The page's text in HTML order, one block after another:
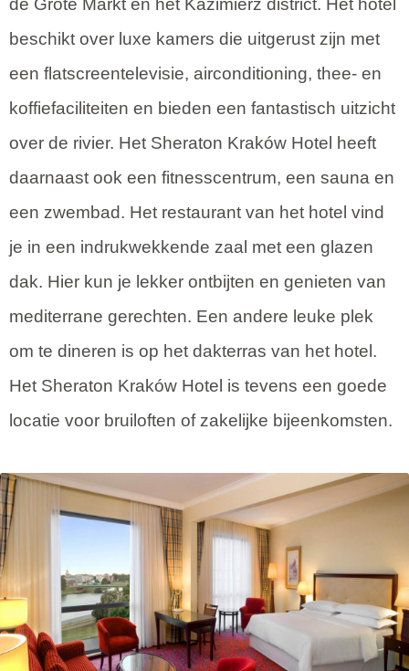
de Grote Markt en het Kazimierz district. Het hotel
beschikt over luxe kamers die uitgerust zijn met
een flatscreentelevisie, airconditioning, thee- en
koffiefaciliteiten en bieden een fantastisch uitzicht
over de rivier. Het Sheraton Kraków Hotel heeft
daarnaast ook een fitnesscentrum, een sauna en
een zwembad. Het restaurant van het hotel vind
je in een indrukwekkende zaal met een glazen
dak. Hier kun je lekker ontbijten en genieten van
mediterrane gerechten. Een andere leuke plek
om te dineren is op het dakterras van het hotel.
Het Sheraton Kraków Hotel is tevens een goede
locatie voor bruiloften of zakelijke bijeenkomsten.